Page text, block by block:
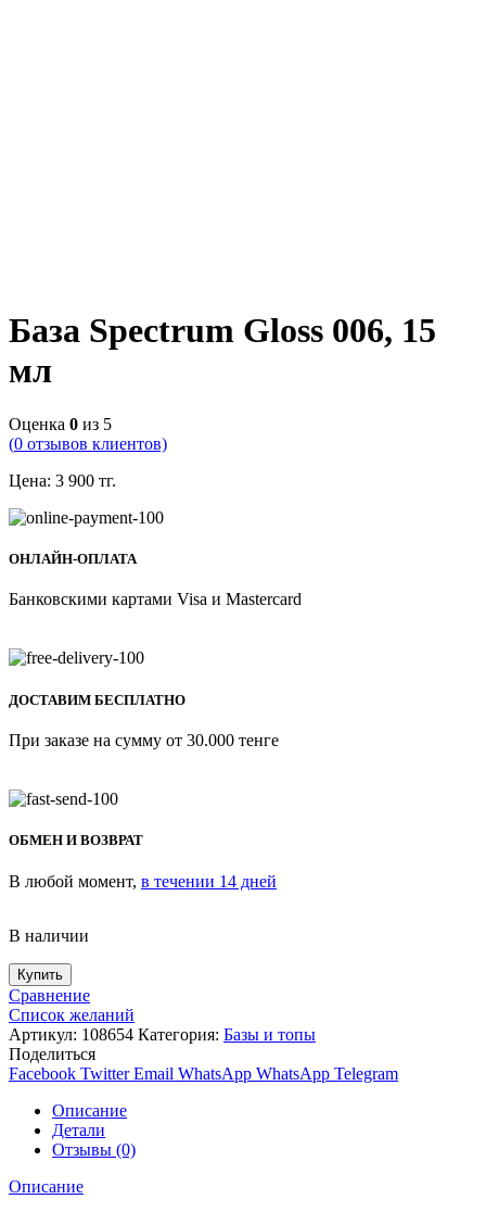
База Spectrum Gloss 006, 15
мл
Оценка 0 из 5
(0 отзывов клиентов)
Цена: 3 900 тг.
ОНЛАЙН-ОПЛАТА
Банковскими картами Visa и Mastercard
ДОСТАВИМ БЕСПЛАТНО
При заказе на сумму от 30.000 тенге
ОБМЕН И ВОЗВРАТ
В любой момент, в течении 14 дней
В наличии
Купить
Сравнение
Список желаний
Артикул: 108654 Категория: Базы и топы
Поделиться
Facebook Twitter Email WhatsApp WhatsApp Telegram
Описание
Детали
Отзывы (0)
Описание